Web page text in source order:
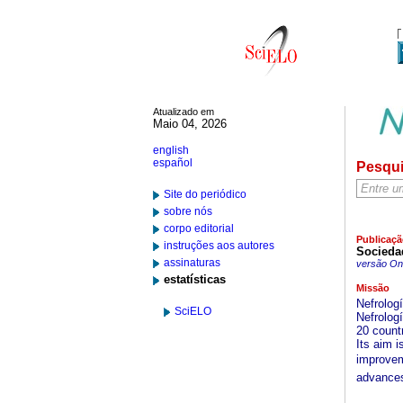
Atualizado em
Maio 04, 2026
english
español
Site do periódico
sobre nós
corpo editorial
instruções aos autores
assinaturas
estatísticas
SciELO
versão
Missão
20
Its aim